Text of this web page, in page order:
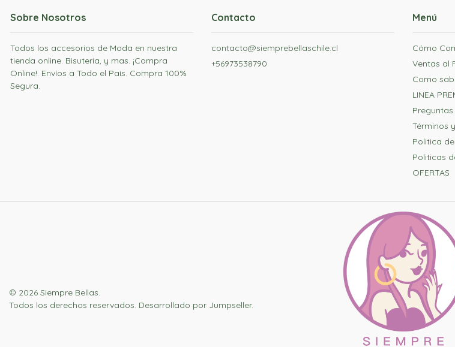
Sobre Nosotros
Todos los accesorios de Moda en nuestra
tienda online. Bisutería, y mas. ¡Compra
Online!. Envíos a Todo el País. Compra 100%
Segura.
Contacto
contacto@siemprebellaschile.cl
+56973538790
Menú
Cómo
Ventas al
Como
LINEA
Términos
Politica
Politicas
OFERTAS
© 2026 Siempre Bellas.
Todos los derechos reservados. Desarrollado por Jumpseller.